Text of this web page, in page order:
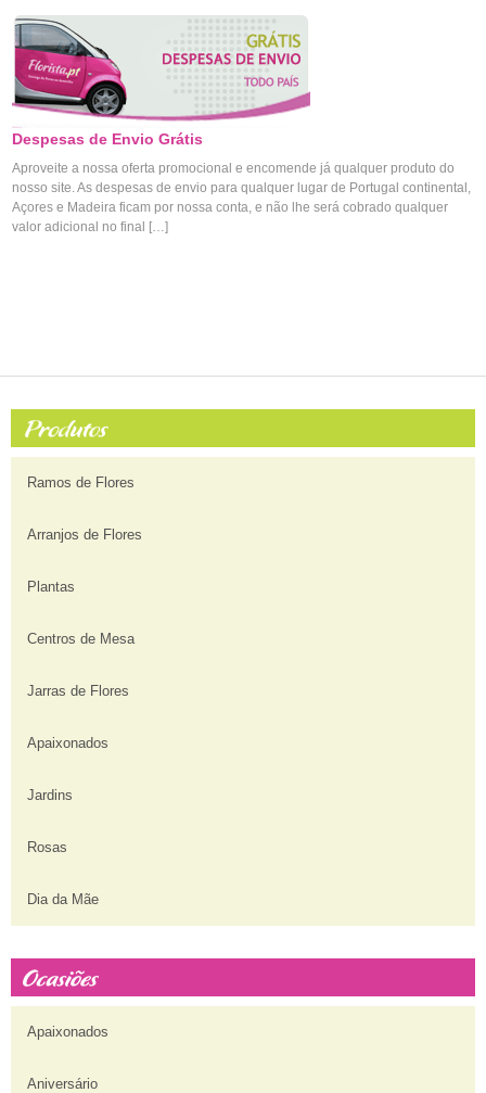
Despesas de Envio Grátis
Aproveite a nossa oferta promocional e encomende já qualquer produto do
nosso site. As despesas de envio para qualquer lugar de Portugal continental,
Açores e Madeira ficam por nossa conta, e não lhe será cobrado qualquer
valor adicional no final […]
Ramos de Flores
Arranjos de Flores
Plantas
Centros de Mesa
Jarras de Flores
Apaixonados
Jardins
Rosas
Dia da Mãe
Apaixonados
Aniversário